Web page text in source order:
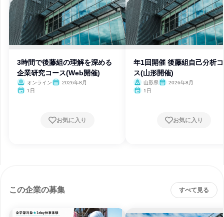
3時間で後藤組の理解を深める
企業研究コース(Web開催)
オンライン
2026年8月
1日
お気に入り
年1回開催 後藤組自己分析
ス(山形開催)
山形県
2026年8月
1日
お気に入り
この企業の募集 すべて見る